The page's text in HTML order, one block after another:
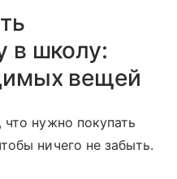
в школу:
вещей
нужно покупать
ничего не забыть.